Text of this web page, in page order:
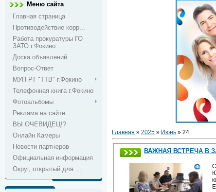
Меню сайта
Главная страница
Противодействие корр...
Работа прокуратуры ГО
ЗАТО г.Фокино
Доска объявлений
Вопрос-Ответ
МУП РТ "ТТВ" г.Фокино
Телефонная книга г.Фокино
Фотоальбомы
Реклама на сайте
ВЫ ОЧЕВИДЕЦ!?
Онлайн Камеры
Новости партнеров
Официальная информация
Округ, открытый для ...
Главная » 2025 » Июнь » 24
ВАЖНАЯ ВСТРЕЧА В